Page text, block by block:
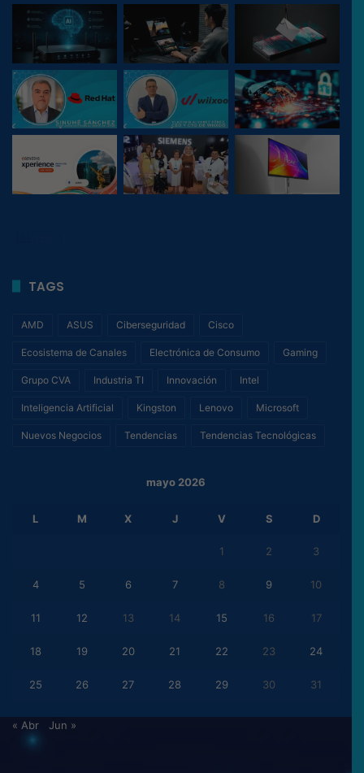
TAGS
AMD ASUS Ciberseguridad Cisco
Ecosistema de Canales Electrónica de Consumo Gaming
Grupo CVA Industria TI Innovación Intel
Inteligencia Artificial Kingston Lenovo Microsoft
Nuevos Negocios Tendencias Tendencias Tecnológicas
mayo 2026
L M X J V S D
1 2 3
4 5 6 7 8 9 10
11 12 13 14 15 16 17
18 19 20 21 22 23 24
25 26 27 28 29 30 31
« Abr Jun »